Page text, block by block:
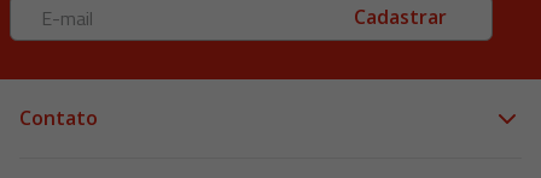
Cadastrar
Contato